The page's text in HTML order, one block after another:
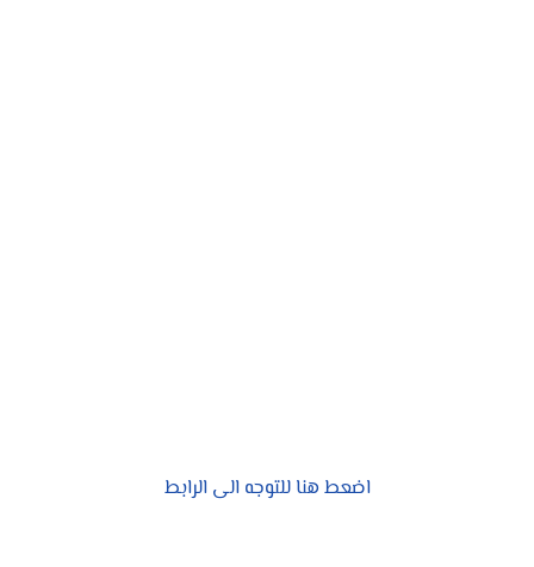
اضعط هنا للتوجه الى الرابط